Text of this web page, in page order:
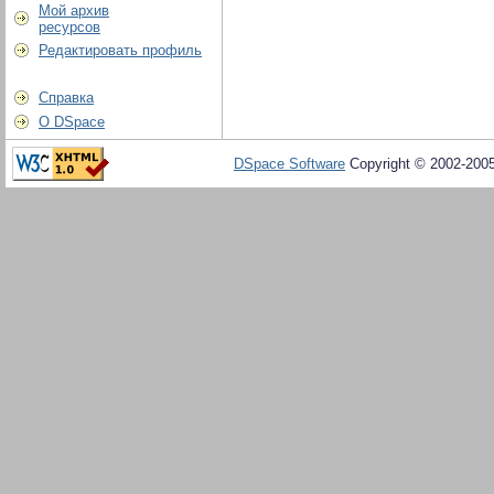
Мой архив
ресурсов
Редактировать профиль
Справка
О DSpace
DSpace Software Copyright © 2002-